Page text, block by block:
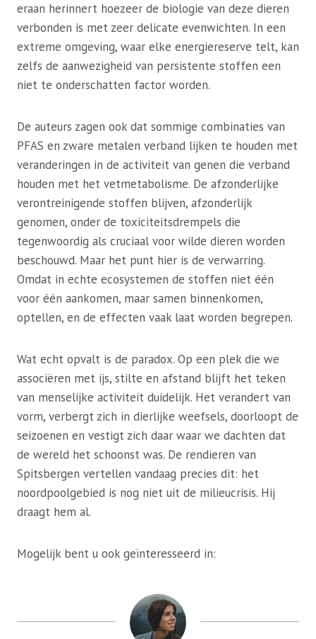
eraan herinnert hoezeer de biologie van deze dieren
verbonden is met zeer delicate evenwichten. In een
extreme omgeving, waar elke energiereserve telt, kan
zelfs de aanwezigheid van persistente stoffen een
niet te onderschatten factor worden.
De auteurs zagen ook dat sommige combinaties van
PFAS en zware metalen verband lijken te houden met
veranderingen in de activiteit van genen die verband
houden met het vetmetabolisme. De afzonderlijke
verontreinigende stoffen blijven, afzonderlijk
genomen, onder de toxiciteitsdrempels die
tegenwoordig als cruciaal voor wilde dieren worden
beschouwd. Maar het punt hier is de verwarring.
Omdat in echte ecosystemen de stoffen niet één
voor één aankomen, maar samen binnenkomen,
optellen, en de effecten vaak laat worden begrepen.
Wat echt opvalt is de paradox. Op een plek die we
associëren met ijs, stilte en afstand blijft het teken
van menselijke activiteit duidelijk. Het verandert van
vorm, verbergt zich in dierlijke weefsels, doorloopt de
seizoenen en vestigt zich daar waar we dachten dat
de wereld het schoonst was. De rendieren van
Spitsbergen vertellen vandaag precies dit: het
noordpoolgebied is nog niet uit de milieucrisis. Hij
draagt ​​hem al.
Mogelijk bent u ook geïnteresseerd in: